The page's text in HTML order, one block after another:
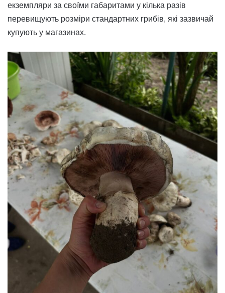
екземпляри за своїми габаритами у кілька разів
перевищують розміри стандартних грибів, які зазвичай
купують у магазинах.